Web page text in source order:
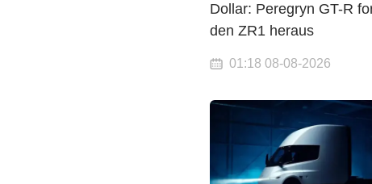
Dollar: Peregryn GT-R
den ZR1 heraus
01:18 08-08-2026